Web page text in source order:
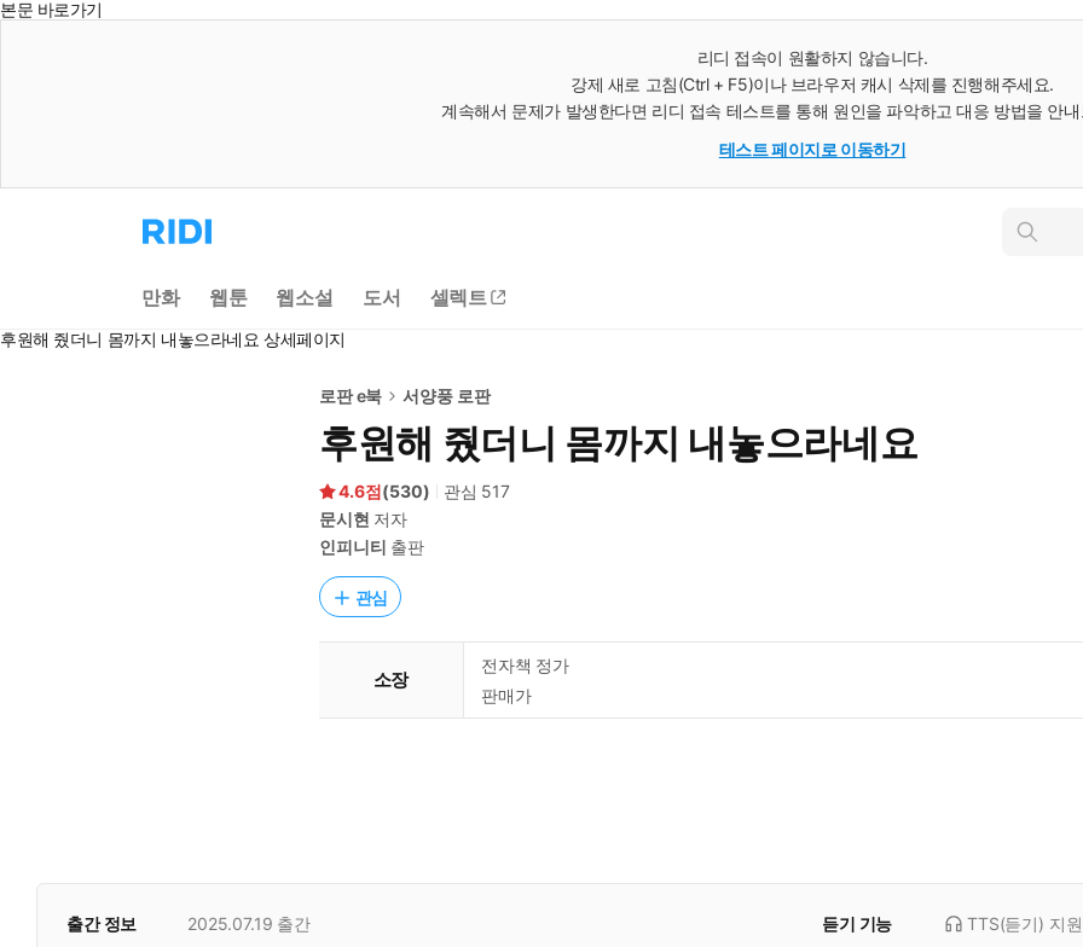
본문 바로가기
리디 접속이 원활하지 않습니다.
강제 새로 고침(Ctrl + F5)이나 브라우저 캐시 삭제를 진행해주세요.
계속해서 문제가 발생한다면 리디 접속 테스트를 통해 원인을 파악하고 대응 방법을 안
테스트 페이지로 이동하기
리
디
으
로
동
인
만화 웹툰 웹소설 도서 셀렉트
후원해 줬더니 몸까지 내놓으라네요 상세페이지
로판 e북 서양풍 로판
후원해 줬더니 몸까지 내놓으라네요
4.6 (530) 관심 517
문시현 저자
인피니티 출판
관심
소장
전자책 정가
판매가
출간 정보 2025.07.19 출간 듣기 기능 TTS(듣기) 지원